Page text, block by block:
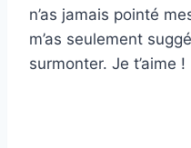
n’as jamais pointé
m’as seulement
surmonter. Je t’aime !